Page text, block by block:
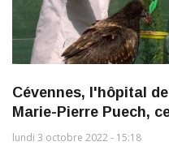
Cévennes, l'hôpital
Marie-Pierre Puech,
lundi 3 octobre 2022 - 15:18